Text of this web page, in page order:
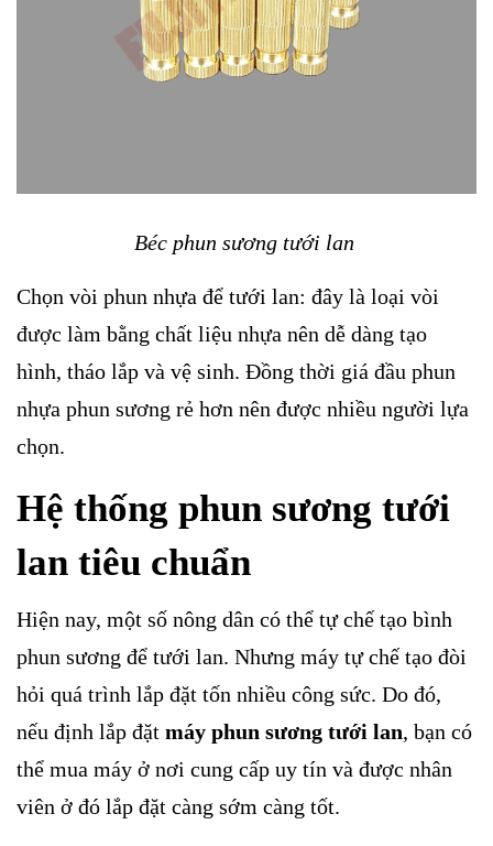
Béc phun sương tưới lan
Chọn vòi phun nhựa để tưới lan: đây là loại vòi
được làm bằng chất liệu nhựa nên dễ dàng tạo
hình, tháo lắp và vệ sinh. Đồng thời giá đầu phun
nhựa phun sương rẻ hơn nên được nhiều người lựa
chọn.
Hệ thống phun sương tưới
lan tiêu chuẩn
Hiện nay, một số nông dân có thể tự chế tạo bình
phun sương để tưới lan. Nhưng máy tự chế tạo đòi
hỏi quá trình lắp đặt tốn nhiều công sức. Do đó,
nếu định lắp đặt máy phun sương tưới lan, bạn có
thể mua máy ở nơi cung cấp uy tín và được nhân
viên ở đó lắp đặt càng sớm càng tốt.